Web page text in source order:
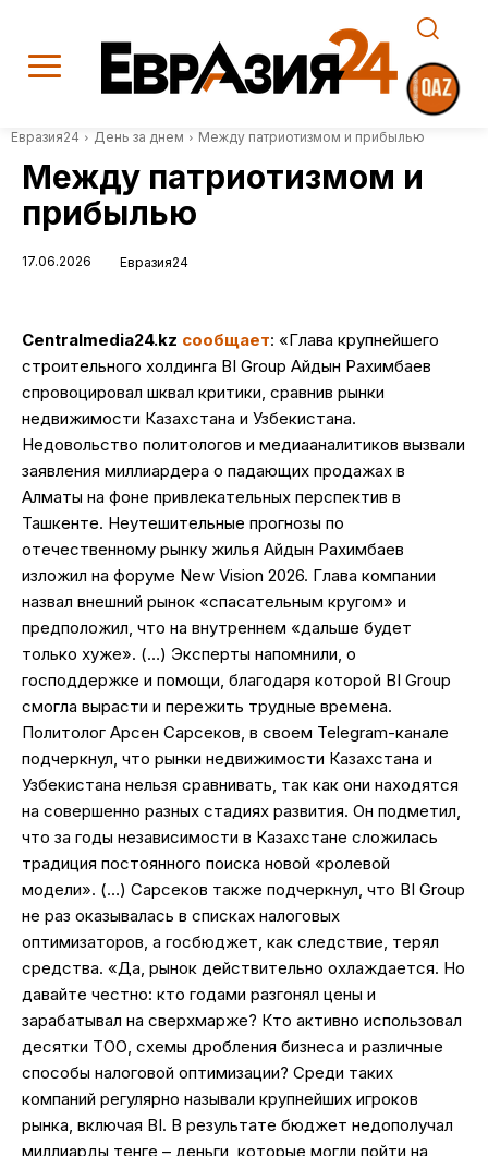
Евразия24 День за днем Между патриотизмом и прибылью
Между патриотизмом и
прибылью
17.06.2026 Евразия24
Centralmedia24.kz сообщает: «Глава крупнейшего
строительного холдинга BI Group Айдын Рахимбаев
спровоцировал шквал критики, сравнив рынки
недвижимости Казахстана и Узбекистана.
Недовольство политологов и медиааналитиков вызвали
заявления миллиардера о падающих продажах в
Алматы на фоне привлекательных перспектив в
Ташкенте. Неутешительные прогнозы по
отечественному рынку жилья Айдын Рахимбаев
изложил на форуме New Vision 2026. Глава компании
назвал внешний рынок «спасательным кругом» и
предположил, что на внутреннем «дальше будет
только хуже». (…) Эксперты напомнили, о
господдержке и помощи, благодаря которой BI Group
смогла вырасти и пережить трудные времена.
Политолог Арсен Сарсеков, в своем Telegram-канале
подчеркнул, что рынки недвижимости Казахстана и
Узбекистана нельзя сравнивать, так как они находятся
на совершенно разных стадиях развития. Он подметил,
что за годы независимости в Казахстане сложилась
традиция постоянного поиска новой «ролевой
модели». (…) Сарсеков также подчеркнул, что BI Group
не раз оказывалась в списках налоговых
оптимизаторов, а госбюджет, как следствие, терял
средства. «Да, рынок действительно охлаждается. Но
давайте честно: кто годами разгонял цены и
зарабатывал на сверхмарже? Кто активно использовал
десятки ТОО, схемы дробления бизнеса и различные
способы налоговой оптимизации? Среди таких
компаний регулярно называли крупнейших игроков
рынка, включая BI. В результате бюджет недополучал
миллиарды тенге – деньги, которые могли пойти на